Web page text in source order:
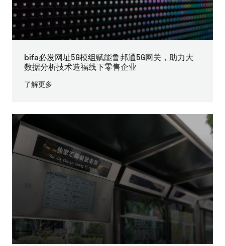
bifa必发网址5G模组赋能鲁邦通5G网关，助力大
数据分析技术造福线下零售企业
了解更多